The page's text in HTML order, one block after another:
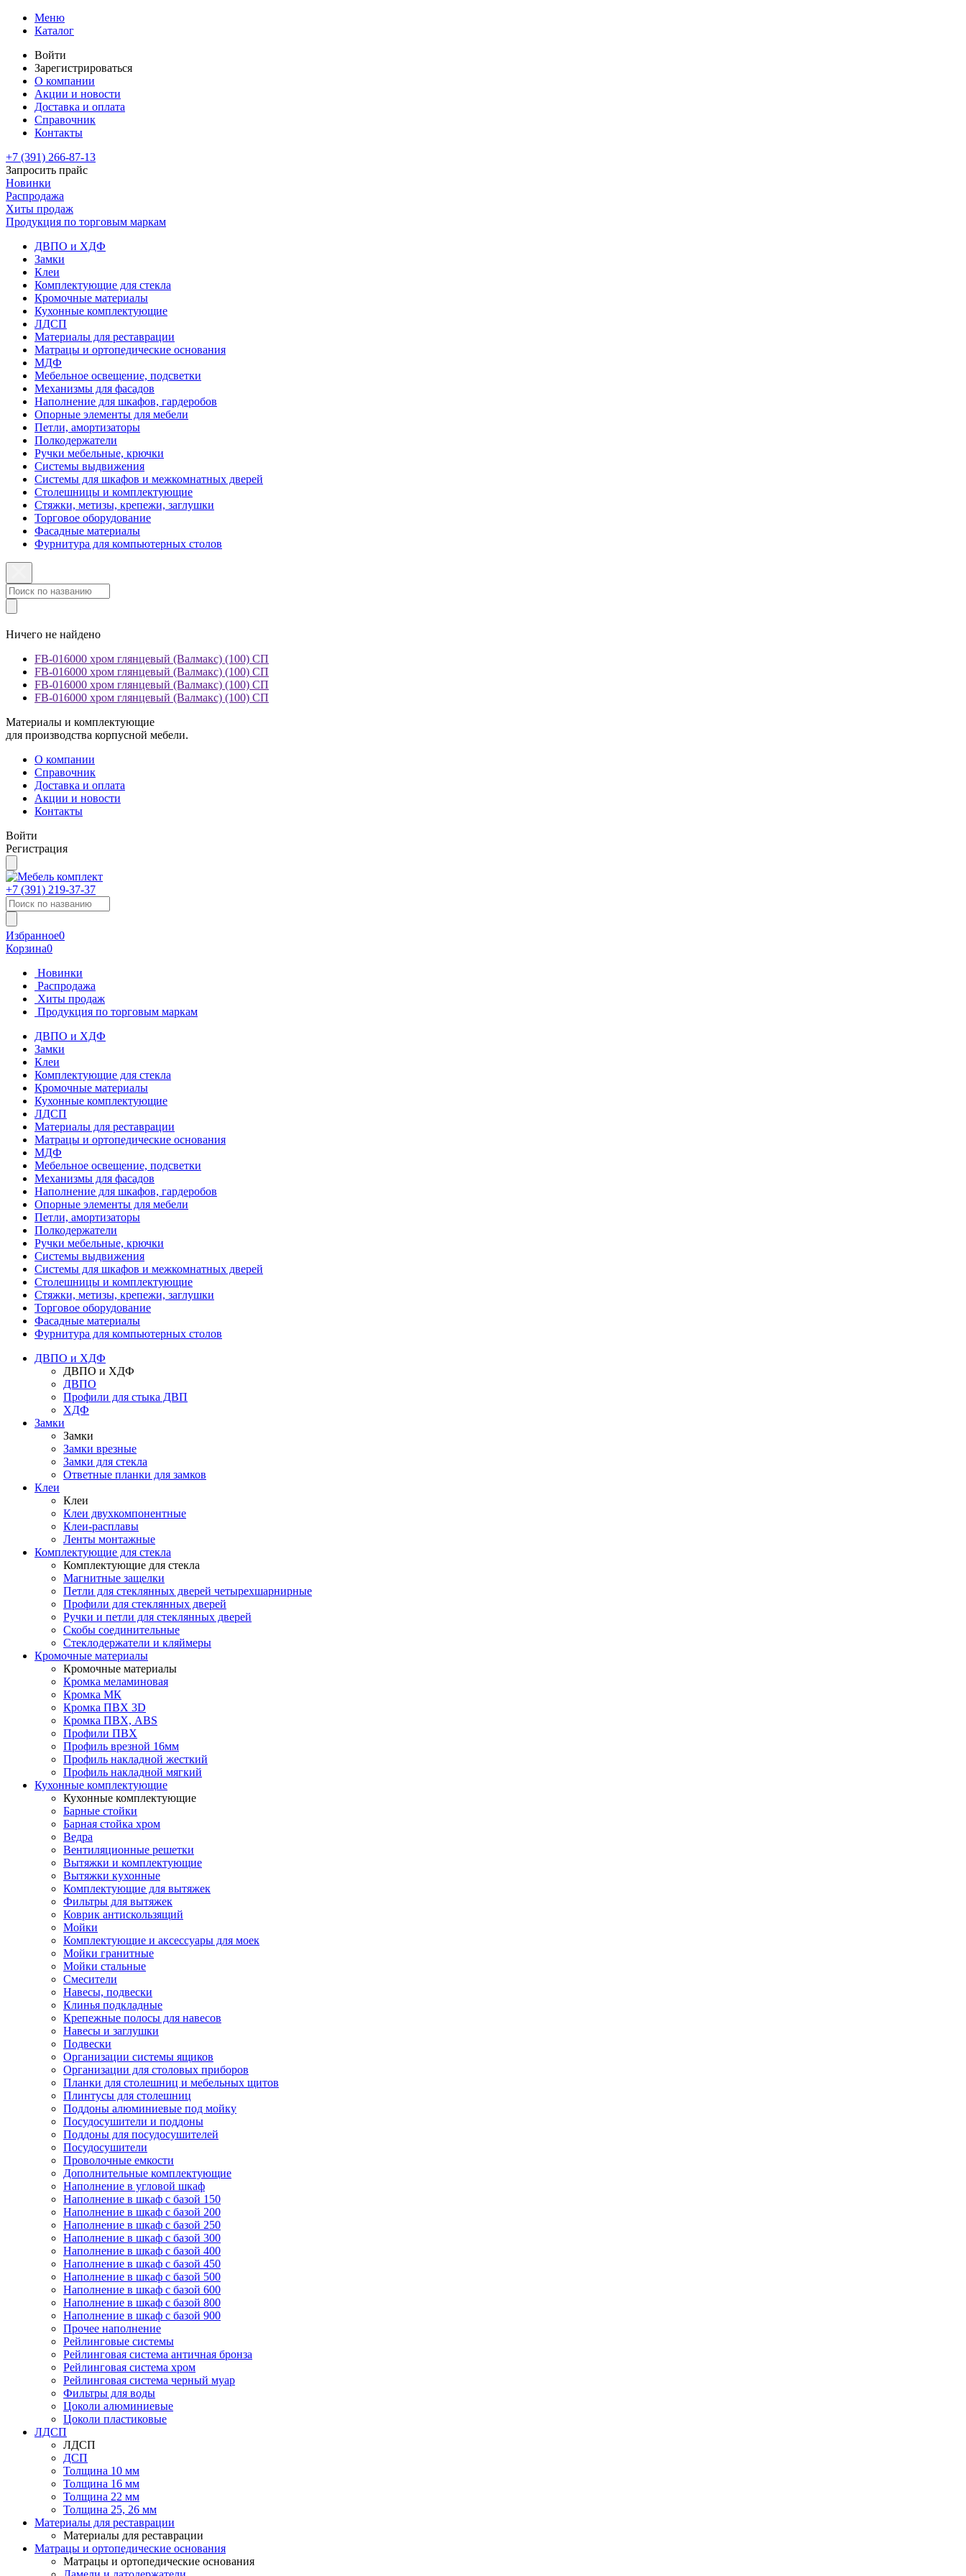
Меню
Каталог
Войти
Зарегистрироваться
О компании
Акции и новости
Доставка и оплата
Справочник
Контакты
+7 (391) 266-87-13
Запросить прайс
Новинки
Распродажа
Хиты продаж
Продукция по торговым маркам
ДВПО и ХДФ
Замки
Клеи
Комплектующие для стекла
Кромочные материалы
Кухонные комплектующие
ЛДСП
Материалы для реставрации
Матрацы и ортопедические основания
МДФ
Мебельное освещение, подсветки
Механизмы для фасадов
Наполнение для шкафов, гардеробов
Опорные элементы для мебели
Петли, амортизаторы
Полкодержатели
Ручки мебельные, крючки
Системы выдвижения
Системы для шкафов и межкомнатных дверей
Столешницы и комплектующие
Стяжки, метизы, крепежи, заглушки
Торговое оборудование
Фасадные материалы
Фурнитура для компьютерных столов
Ничего не найдено
FB-016000 хром глянцевый (Валмакс) (100) СП
FB-016000 хром глянцевый (Валмакс) (100) СП
FB-016000 хром глянцевый (Валмакс) (100) СП
FB-016000 хром глянцевый (Валмакс) (100) СП
Материалы и комплектующие
для производства корпусной мебели.
О компании
Справочник
Доставка и оплата
Акции и новости
Контакты
Войти
Регистрация
+7 (391) 219-37-37
Избранное0
Корзина0
Новинки
Распродажа
Хиты продаж
Продукция по торговым маркам
ДВПО и ХДФ
Замки
Клеи
Комплектующие для стекла
Кромочные материалы
Кухонные комплектующие
ЛДСП
Материалы для реставрации
Матрацы и ортопедические основания
МДФ
Мебельное освещение, подсветки
Механизмы для фасадов
Наполнение для шкафов, гардеробов
Опорные элементы для мебели
Петли, амортизаторы
Полкодержатели
Ручки мебельные, крючки
Системы выдвижения
Системы для шкафов и межкомнатных дверей
Столешницы и комплектующие
Стяжки, метизы, крепежи, заглушки
Торговое оборудование
Фасадные материалы
Фурнитура для компьютерных столов
ДВПО и ХДФ
ДВПО и ХДФ
ДВПО
Профили для стыка ДВП
ХДФ
Замки
Замки
Замки врезные
Замки для стекла
Ответные планки для замков
Клеи
Клеи
Клеи двухкомпонентные
Клеи-расплавы
Ленты монтажные
Комплектующие для стекла
Комплектующие для стекла
Магнитные защелки
Петли для стеклянных дверей четырехшарнирные
Профили для стеклянных дверей
Ручки и петли для стеклянных дверей
Скобы соединительные
Стеклодержатели и кляймеры
Кромочные материалы
Кромочные материалы
Кромка меламиновая
Кромка МК
Кромка ПВХ 3D
Кромка ПВХ, ABS
Профили ПВХ
Профиль врезной 16мм
Профиль накладной жесткий
Профиль накладной мягкий
Кухонные комплектующие
Кухонные комплектующие
Барные стойки
Барная стойка хром
Ведра
Вентиляционные решетки
Вытяжки и комплектующие
Вытяжки кухонные
Комплектующие для вытяжек
Фильтры для вытяжек
Коврик антискользящий
Мойки
Комплектующие и аксессуары для моек
Мойки гранитные
Мойки стальные
Смесители
Навесы, подвески
Клинья подкладные
Крепежные полосы для навесов
Навесы и заглушки
Подвески
Организации системы ящиков
Организации для столовых приборов
Планки для столешниц и мебельных щитов
Плинтусы для столешниц
Поддоны алюминиевые под мойку
Посудосушители и поддоны
Поддоны для посудосушителей
Посудосушители
Проволочные емкости
Дополнительные комплектующие
Наполнение в угловой шкаф
Наполнение в шкаф с базой 150
Наполнение в шкаф с базой 200
Наполнение в шкаф с базой 250
Наполнение в шкаф с базой 300
Наполнение в шкаф с базой 400
Наполнение в шкаф с базой 450
Наполнение в шкаф с базой 500
Наполнение в шкаф с базой 600
Наполнение в шкаф с базой 800
Наполнение в шкаф с базой 900
Прочее наполнение
Рейлинговые системы
Рейлинговая система античная бронза
Рейлинговая система хром
Рейлинговая система черный муар
Фильтры для воды
Цоколи алюминиевые
Цоколи пластиковые
ЛДСП
ЛДСП
ДСП
Толщина 10 мм
Толщина 16 мм
Толщина 22 мм
Толщина 25, 26 мм
Материалы для реставрации
Материалы для реставрации
Матрацы и ортопедические основания
Матрацы и ортопедические основания